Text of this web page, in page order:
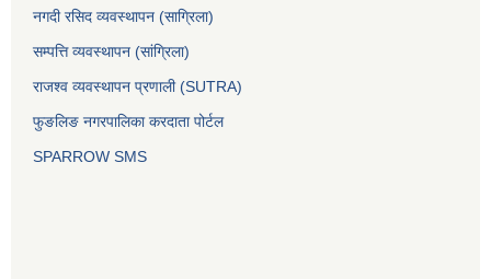
नगदी रसिद व्यवस्थापन (साग्रिला)
सम्पत्ति व्यवस्थापन (सांग्रिला)
राजश्व व्यवस्थापन प्रणाली (SUTRA)
फुङलिङ नगरपालिका करदाता पोर्टल
SPARROW SMS